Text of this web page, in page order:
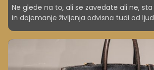
Ne glede na to, ali se zavedate ali ne,
in dojemanje življenja odvisna tudi od